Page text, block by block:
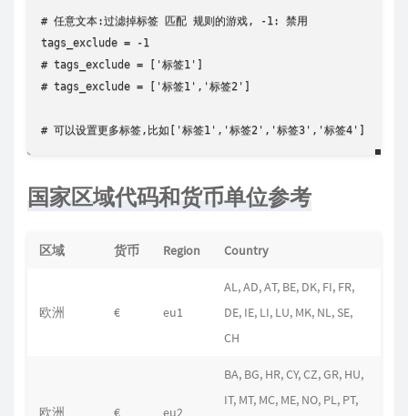
# 任意文本:过滤掉标签 匹配 规则的游戏, -1: 禁用
tags_exclude = -1
# tags_exclude = ['标签1']
# tags_exclude = ['标签1','标签2']
# 可以设置更多标签,比如['标签1','标签2','标签3','标签4']
国家区域代码和货币单位参考
区域 货币 Region Country
欧洲 € eu1
AL, AD, AT, BE, DK, FI, FR,
DE, IE, LI, LU, MK, NL, SE,
CH
欧洲 € eu2
BA, BG, HR, CY, CZ, GR, HU,
IT, MT, MC, ME, NO, PL, PT,